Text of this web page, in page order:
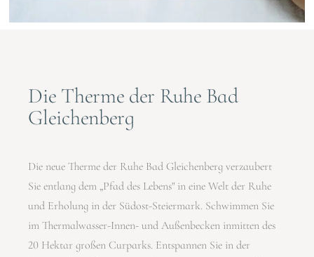
Die Therme der Ruhe Bad
Gleichenberg
Die neue Therme der Ruhe Bad Gleichenberg verzaubert
Sie entlang dem „Pfad des Lebens" in eine Welt der Ruhe
und Erholung in der Südost-Steiermark. Schwimmen Sie
im Thermalwasser-Innen- und Außenbecken inmitten des
20 Hektar großen Curparks. Entspannen Sie in der